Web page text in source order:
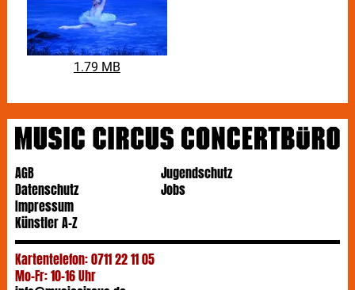
1.79 MB
AGB
Datenschutz
Impressum
Jugendschutz
Jobs
Künstler A-Z
Kartentelefon: 0711 22 11 05
Mo-Fr: 10-16 Uhr